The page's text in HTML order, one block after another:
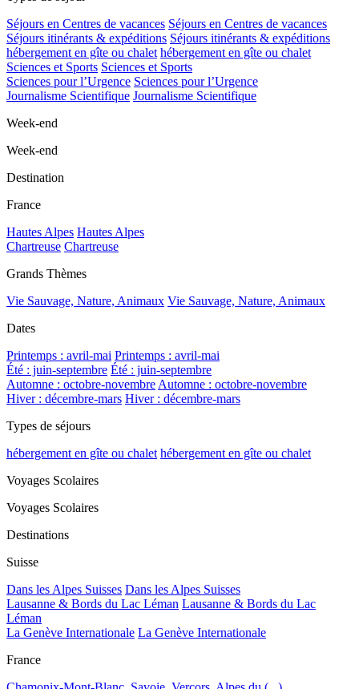
Séjours en Centres de vacances Séjours en Centres de vacances
Séjours itinérants & expéditions Séjours itinérants & expéditions
hébergement en gîte ou chalet hébergement en gîte ou chalet
Sciences et Sports Sciences et Sports
Sciences pour l’Urgence Sciences pour l’Urgence
Journalisme Scientifique Journalisme Scientifique
Week-end
Week-end
Destination
France
Hautes Alpes Hautes Alpes
Chartreuse Chartreuse
Grands Thèmes
Vie Sauvage, Nature, Animaux Vie Sauvage, Nature, Animaux
Dates
Printemps : avril-mai Printemps : avril-mai
Été : juin-septembre Été : juin-septembre
Automne : octobre-novembre Automne : octobre-novembre
Hiver : décembre-mars Hiver : décembre-mars
Types de séjours
hébergement en gîte ou chalet hébergement en gîte ou chalet
Voyages Scolaires
Voyages Scolaires
Destinations
Suisse
Dans les Alpes Suisses Dans les Alpes Suisses
Lausanne & Bords du Lac Léman Lausanne & Bords du Lac
Léman
La Genève Internationale La Genève Internationale
France